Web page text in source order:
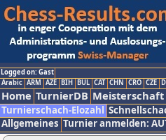
Logged on: Gast
Arabic ARM AZE BIH BUL CAT CHN CRO CZE
Home TurnierDB Meisterschaft
Turnierschach-Elozahl
Allgemeines Turnier anmelden: